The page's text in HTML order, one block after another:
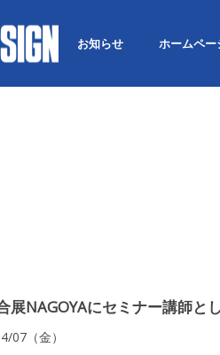
お知らせ ホームペー
展NAGOYAにセミナー講師と
07（金）